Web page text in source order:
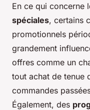
En ce qui concerne
spéciales, certains
promotionnels
grandement
offres comme un
tout achat de tenue
commandes
Également, des